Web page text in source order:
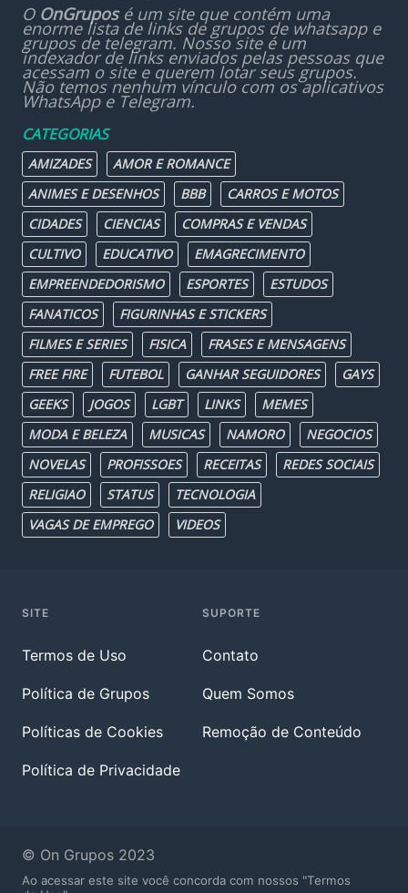
O OnGruposé um site que contém uma
enorme lista de links de grupos de whatsapp e
grupos de telegram. Nosso site é um
indexador de links enviados pelas pessoas que
acessam o site e querem lotar seus grupos.
Não temos nenhum vínculo com os aplicativos
WhatsApp e Telegram.
CATEGORIAS
AMIZADES
AMOR E ROMANCE
ANIMES E DESENHOS
BBB
CARROS E MOTOS
CIDADES
CIENCIAS
COMPRAS E VENDAS
CULTIVO
EDUCATIVO
EMAGRECIMENTO
EMPREENDEDORISMO
ESPORTES
ESTUDOS
FANATICOS
FIGURINHAS E STICKERS
FILMES E SERIES
FISICA
FRASES E MENSAGENS
FREE FIRE
FUTEBOL GANHAR SEGUIDORES
GAYS
GEEKS
JOGOS LGBT LINKS
MEMES
MODA E BELEZA
MUSICAS NAMORO
NEGOCIOS
NOVELAS
PROFISSOES RECEITAS
REDES SOCIAIS
RELIGIAO
STATUS
TECNOLOGIA
VAGAS DE EMPREGO
VIDEOS
SITE
Termos de Uso
Política de Grupos
Políticas de Cookies
Política de Privacidade
SUPORTE
Contato
Quem Somos
Remoção de Conteúdo
© On Grupos 2023
Ao acessar este site você concorda com nossos "Termos